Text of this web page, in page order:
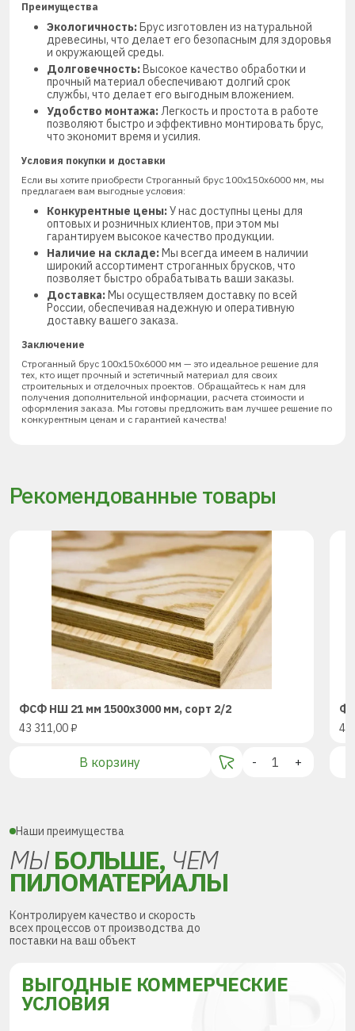
Преимущества
Экологичность:Брус изготовлен из натуральной
древесины, что делает его безопасным для здоровья
и окружающей среды.
Долговечность:Высокое качество обработки и
прочный материал обеспечивают долгий срок
службы, что делает его выгодным вложением.
Удобство монтажа:Легкость и простота в работе
позволяют быстро и эффективно монтировать брус,
что экономит время и усилия.
Условия покупки и доставки
Если вы хотите приобрести Строганный брус 100х150х6000 мм, мы
предлагаем вам выгодные условия:
Конкурентные цены:У нас доступны цены для
оптовых и розничных клиентов, при этом мы
гарантируем высокое качество продукции.
Наличие на складе:Мы всегда имеем в наличии
широкий ассортимент строганных брусков, что
позволяет быстро обрабатывать ваши заказы.
Доставка:Мы осуществляем доставку по всей
России, обеспечивая надежную и оперативную
доставку вашего заказа.
Заключение
Строганный брус 100х150х6000 мм — это идеальное решение для
тех, кто ищет прочный и эстетичный материал для своих
строительных и отделочных проектов. Обращайтесь к нам для
получения дополнительной информации, расчета стоимости и
оформления заказа. Мы готовы предложить вам лучшее решение по
конкурентным ценам и с гарантией качества!
Рекомендованные товары
ФСФ НШ 21 мм 1500х3000 мм, сорт 2/2
43 311,00₽
В корзину - +
43
Наши преимущества
МЫБОЛЬШЕ, ЧЕМ
ПИЛОМАТЕРИАЛЫ
Контролируем качество и скорость
всех процессов от производства до
поставки на ваш объект
ВЫГОДНЫЕ КОММЕРЧЕСКИЕ
УСЛОВИЯ